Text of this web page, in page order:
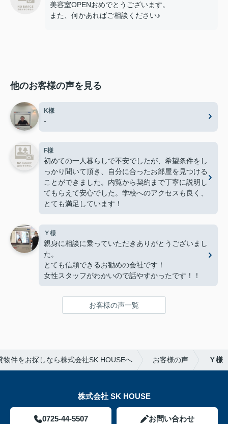
美容室OPENおめでとうございます。
また、何かあればご相談ください♪
他のお客様の声を見る
K様
-
F様
初めての一人暮らしで不安でしたが、希望条件をし
っかり聞いて頂き、自分に合ったお部屋を見つける
ことができました。内覧から契約まで丁寧に説明し
てもらえて安心でした。学校へのアクセスも良く、
とても満足しています！
Ｙ様
親身に相談に乗っていただきありがとうございまし
た。
とても信頼できるお勧めの会社です！
女性スタッフがわかいので話やすかったです！！
お客様の声一覧
物件をお探しなら株式会社SK HOUSEへ お客様の声 Ｙ様
株式会社 SK HOUSE
0725-44-5507 お問い合わせ